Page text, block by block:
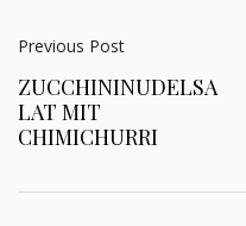
Previous Post
ZUCCHININUDELSA
LAT MIT
CHIMICHURRI